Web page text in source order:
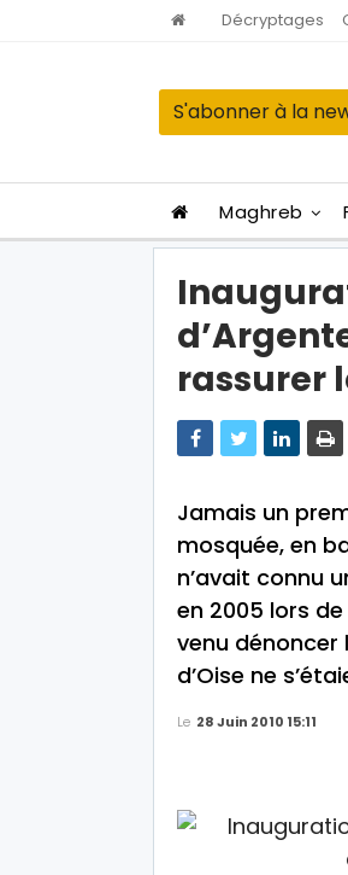
Décryptages
S'abonner à la
Maghreb
rassurer
Jamais un
mosquée, en
n’avait connu
en 2005 lors
venu dénoncer
d’Oise ne
Le 28 Juin 2010 15:11